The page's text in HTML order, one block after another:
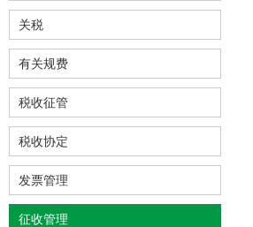
关税
有关规费
税收征管
税收协定
发票管理
征收管理